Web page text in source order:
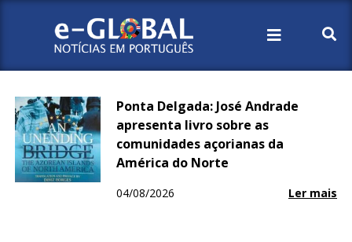
Início Notícia Vida Cultura
Ponta Delgada: José Andrade
apresenta livro sobre as
comunidades açorianas da
América do Norte
04/08/2026 Ler mais